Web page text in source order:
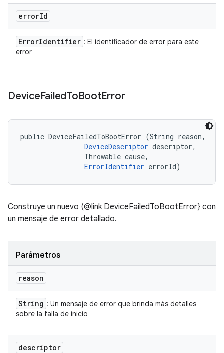
errorId
ErrorIdentifier : El identificador de error para este
error
DeviceFailedToBootError
public DeviceFailedToBootError (String reason,
DeviceDescriptor descriptor,
                Throwable cause,
ErrorIdentifier errorId)
Construye un nuevo (@link DeviceFailedToBootError} con
un mensaje de error detallado.
Parámetros
reason
String : Un mensaje de error que brinda más detalles
sobre la falla de inicio
descriptor